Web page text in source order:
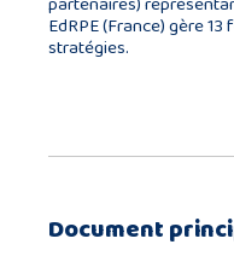
EdRPE (France) gère
stratégies.
Document